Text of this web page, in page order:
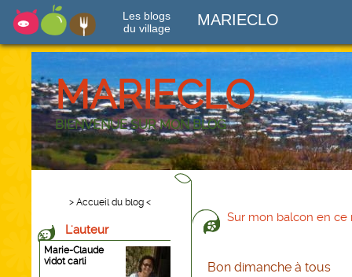
Les blogs
du village
MARIECLO
MARIECLO
BIENVENUE SUR MON BLOG
> Accueil du blog <
L'auteur
Marie-Claude
vidot carli
Sur mon balcon en
Bon dimanche à tous